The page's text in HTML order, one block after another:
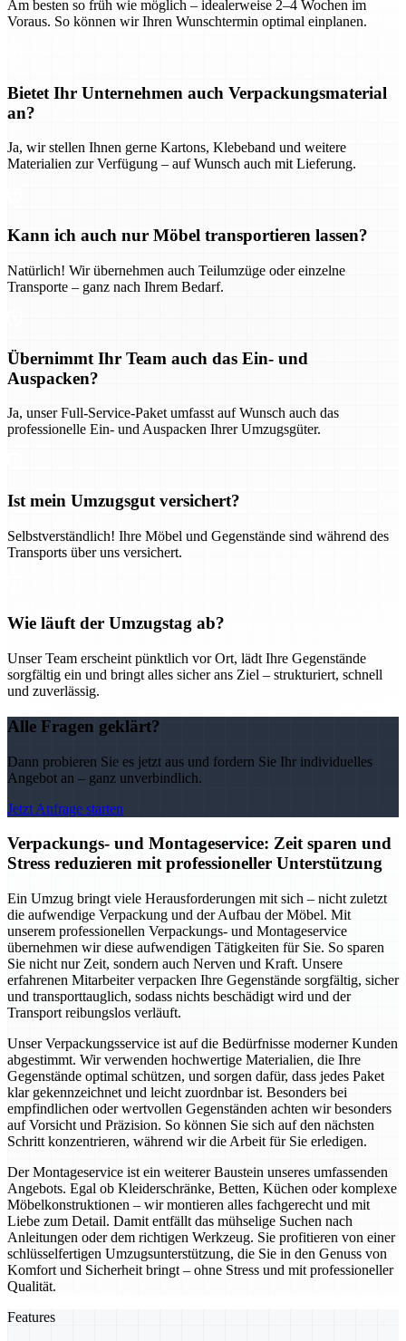
Am besten so früh wie möglich – idealerweise 2–4 Wochen im
Voraus. So können wir Ihren Wunschtermin optimal einplanen.
Bietet Ihr Unternehmen auch Verpackungsmaterial
an?
Ja, wir stellen Ihnen gerne Kartons, Klebeband und weitere
Materialien zur Verfügung – auf Wunsch auch mit Lieferung.
Kann ich auch nur Möbel transportieren lassen?
Natürlich! Wir übernehmen auch Teilumzüge oder einzelne
Transporte – ganz nach Ihrem Bedarf.
Übernimmt Ihr Team auch das Ein- und
Auspacken?
Ja, unser Full-Service-Paket umfasst auf Wunsch auch das
professionelle Ein- und Auspacken Ihrer Umzugsgüter.
Ist mein Umzugsgut versichert?
Selbstverständlich! Ihre Möbel und Gegenstände sind während des
Transports über uns versichert.
Wie läuft der Umzugstag ab?
Unser Team erscheint pünktlich vor Ort, lädt Ihre Gegenstände
sorgfältig ein und bringt alles sicher ans Ziel – strukturiert, schnell
und zuverlässig.
Alle Fragen geklärt?
Dann probieren Sie es jetzt aus und fordern Sie Ihr individuelles
Angebot an – ganz unverbindlich.
Jetzt Anfrage starten
Verpackungs- und Montageservice: Zeit sparen und
Stress reduzieren mit professioneller Unterstützung
Ein Umzug bringt viele Herausforderungen mit sich – nicht zuletzt
die aufwendige Verpackung und der Aufbau der Möbel. Mit
unserem professionellen Verpackungs- und Montageservice
übernehmen wir diese aufwendigen Tätigkeiten für Sie. So sparen
Sie nicht nur Zeit, sondern auch Nerven und Kraft. Unsere
erfahrenen Mitarbeiter verpacken Ihre Gegenstände sorgfältig, sicher
und transporttauglich, sodass nichts beschädigt wird und der
Transport reibungslos verläuft.
Unser Verpackungsservice ist auf die Bedürfnisse moderner Kunden
abgestimmt. Wir verwenden hochwertige Materialien, die Ihre
Gegenstände optimal schützen, und sorgen dafür, dass jedes Paket
klar gekennzeichnet und leicht zuordnbar ist. Besonders bei
empfindlichen oder wertvollen Gegenständen achten wir besonders
auf Vorsicht und Präzision. So können Sie sich auf den nächsten
Schritt konzentrieren, während wir die Arbeit für Sie erledigen.
Der Montageservice ist ein weiterer Baustein unseres umfassenden
Angebots. Egal ob Kleiderschränke, Betten, Küchen oder komplexe
Möbelkonstruktionen – wir montieren alles fachgerecht und mit
Liebe zum Detail. Damit entfällt das mühselige Suchen nach
Anleitungen oder dem richtigen Werkzeug. Sie profitieren von einer
schlüsselfertigen Umzugsunterstützung, die Sie in den Genuss von
Komfort und Sicherheit bringt – ohne Stress und mit professioneller
Qualität.
Features